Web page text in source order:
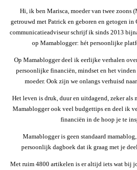
Hi, ik ben Marisca, moeder van twee zoons
getrouwd met Patrick en geboren en getogen in
communicatieadviseur schrijf ik sinds 2013
op Mamablogger: hét persoonlijke
Op Mamablogger deel ik eerlijke verhalen
persoonlijke financiën, mindset en het vinden
moeder. Ook zijn we onlangs verhuisd
Het leven is druk, duur en uitdagend, zeker als
Mamablogger ook veel budgettips en deel ik
financiën in de hoop je te
Mamablogger is geen standaard
persoonlijk dagboek dat ik graag met je
Met ruim 4800 artikelen is er altijd iets wat bij